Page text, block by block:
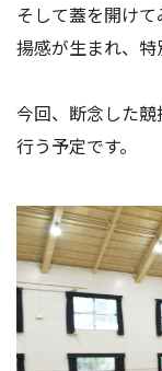
そして蓋を開け
揚感が生まれ、特
今回、断念した
行う予定です。